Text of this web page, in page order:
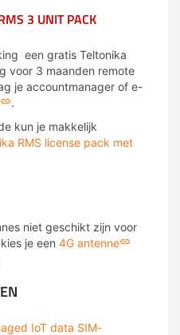
3 UNIT PACK
een gratis Teltonika
voor 3 maanden remote
je accountmanager of e-
.
kun je makkelijk
RMS license pack met
niet geschikt zijn voor
je een 4G antenne
IoT data SIM-